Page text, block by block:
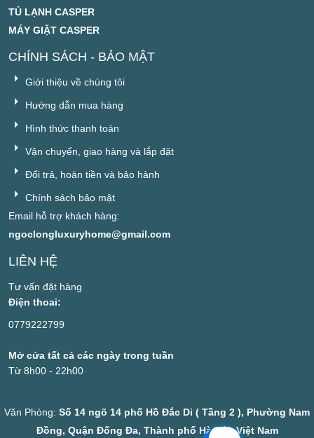
TỦ LẠNH CASPER
MÁY GIẶT CASPER
CHÍNH SÁCH - BẢO MẬT
Giới thiệu về chúng tôi
Hướng dẫn mua hàng
Hình thức thanh toán
Vận chuyển, giao hàng và lắp đặt
Đổi trả, hoàn tiền và bảo hành
Chính sách bảo mật
Email hỗ trợ khách hàng:
ngoclongluxuryhome@gmail.com
LIÊN HỆ
Tư vấn đặt hàng
Điện thoai:
0779222799
Mở cửa tất cả các ngày trong tuần
Từ 8h00 - 22h00
Văn Phòng: Số 14 ngõ 14 phố Hồ Đắc Di ( Tầng 2 ), Phường Nam
Đồng, Quận Đống Đa, Thành phố Hà Nội, Việt Nam